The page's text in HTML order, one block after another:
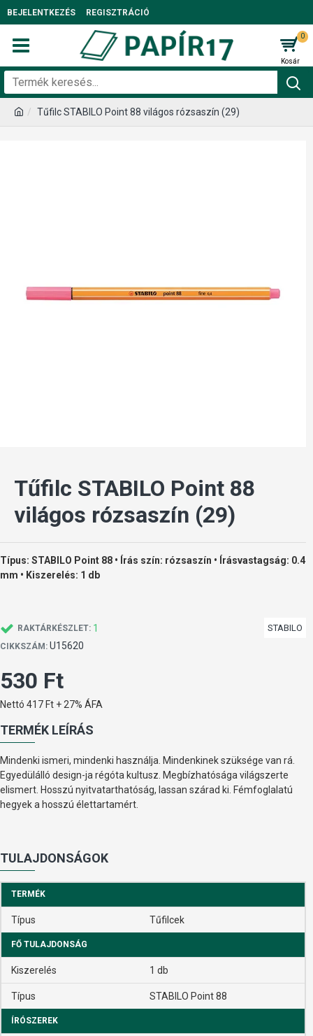
BEJELENTKEZÉS REGISZTRÁCIÓ
0
Tűfilc STABILO Point 88 világos rózsaszín (29)
Tűfilc STABILO Point 88
világos rózsaszín (29)
Típus: STABILO Point 88 • Írás szín: rózsaszín • Írásvastagság: 0.4
mm • Kiszerelés: 1 db
RAKTÁRKÉSZLET: 1
CIKKSZÁM: U15620
STABILO
530 Ft
Nettó 417 Ft + 27% ÁFA
TERMÉK LEÍRÁS
Mindenki ismeri, mindenki használja. Mindenkinek szüksége van rá.
Egyedülálló design-ja régóta kultusz. Megbízhatósága világszerte
elismert. Hosszú nyitvatarthatóság, lassan szárad ki. Fémfoglalatú
hegyek a hosszú élettartamért.
TULAJDONSÁGOK
TERMÉK
Típus Tűfilcek
FŐ TULAJDONSÁG
Kiszerelés 1 db
Típus STABILO Point 88
ÍRÓSZEREK